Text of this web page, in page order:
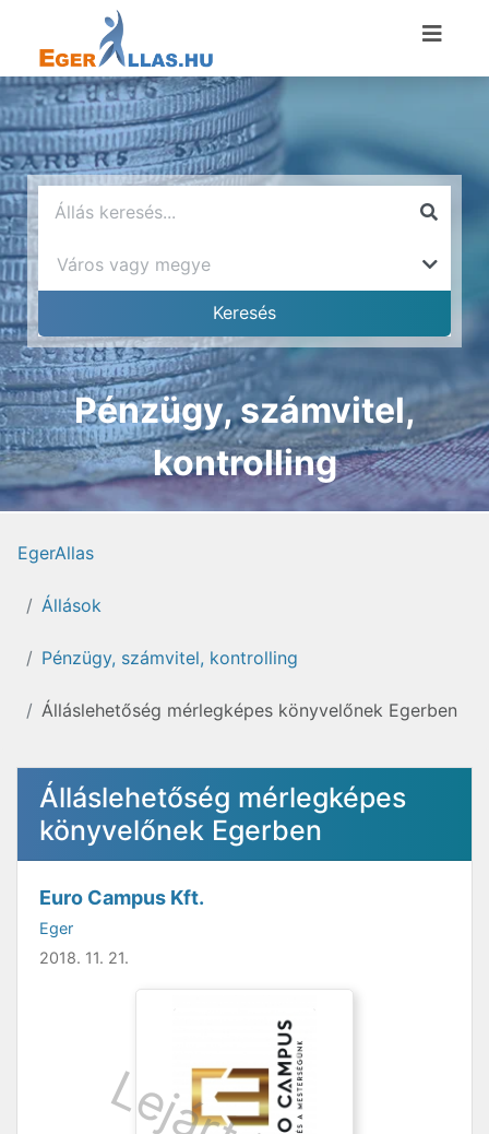
Pénzügy, számvitel,
kontrolling
EgerAllas
Állások
Pénzügy, számvitel, kontrolling
Álláslehetőség mérlegképes könyvelőnek Egerben
Álláslehetőség mérlegképes
könyvelőnek Egerben
Euro Campus Kft.
Eger
2018. 11. 21.